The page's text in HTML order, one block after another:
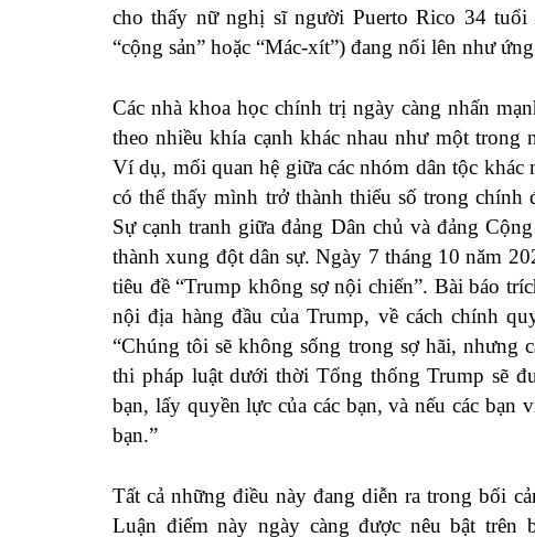
cho thấy nữ nghị sĩ người Puerto Rico 34
“cộng sản” hoặc “Mác-xít”) đang nổi lên như
Các nhà khoa học chính trị ngày càng nhấn
theo nhiều khía cạnh khác nhau như một
Ví dụ, mối quan hệ giữa các nhóm dân tộc
có thể thấy mình trở thành thiểu số trong
Sự cạnh tranh giữa đảng Dân chủ và đảng
thành xung đột dân sự. Ngày 7 tháng 10 năm
tiêu đề “Trump không sợ nội chiến”. Bài báo
nội địa hàng đầu của Trump, về cách chính
“Chúng tôi sẽ không sống trong sợ hãi,
thi pháp luật dưới thời Tổng thống Trump sẽ
bạn, lấy quyền lực của các bạn, và nếu các bạn
bạn.”
Tất cả những điều này đang diễn ra trong bối
Luận điểm này ngày càng được nêu bật